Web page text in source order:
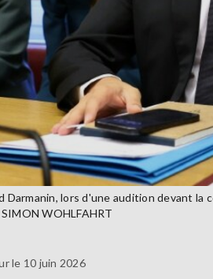
Darmanin, lors d'une audition devant la
WOHLFAHRT
le 10 juin 2026